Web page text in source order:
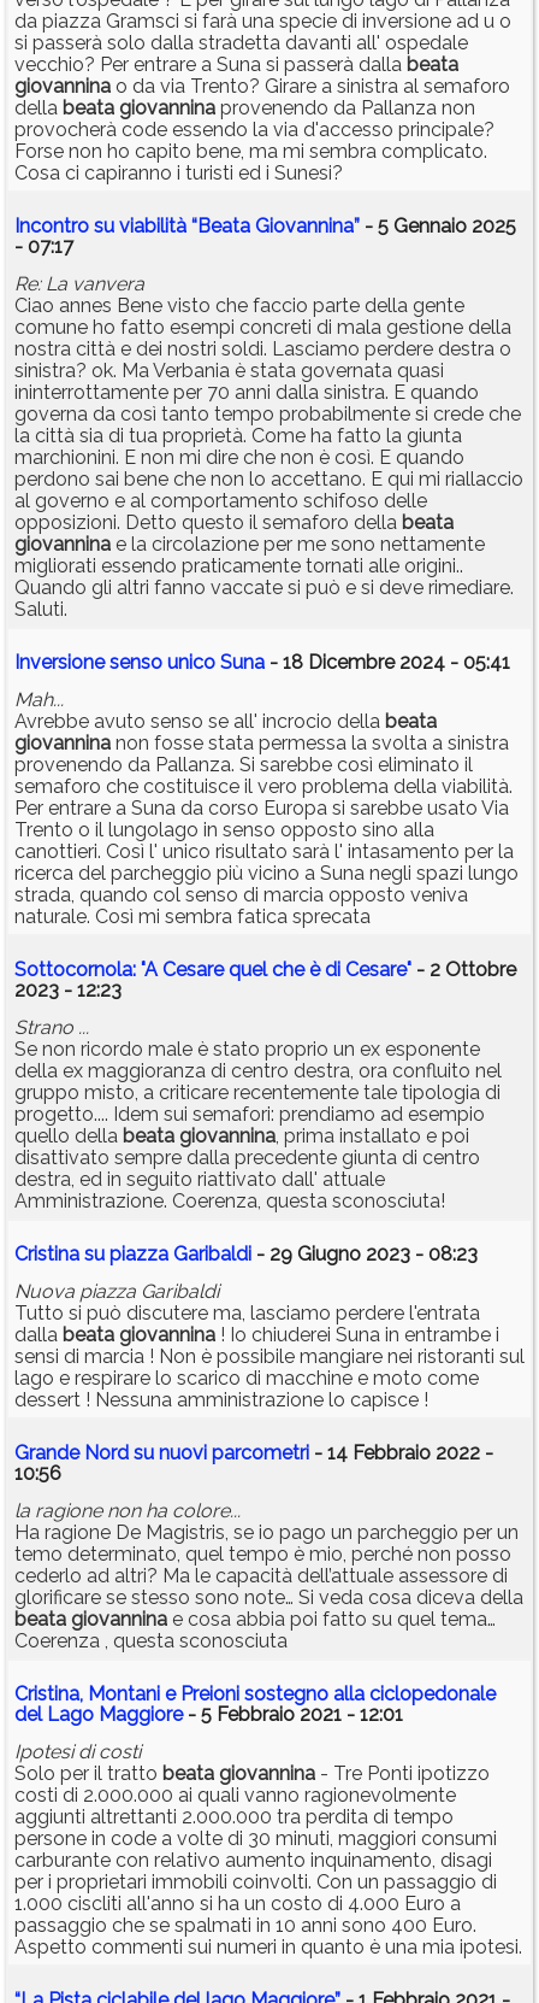
da piazza Gramsci si farà una specie di inversione ad u o
si passerà solo dalla stradetta davanti all' ospedale
vecchio? Per entrare a Suna si passerà dalla beata
giovannina o da via Trento? Girare a sinistra al semaforo
della beata giovannina provenendo da Pallanza non
provocherà code essendo la via d'accesso principale?
Forse non ho capito bene, ma mi sembra complicato.
Cosa ci capiranno i turisti ed i Sunesi?
Incontro su viabilità “Beata Giovannina” - 5 Gennaio 2025
- 07:17
Re: La vanvera
Ciao annes Bene visto che faccio parte della gente
comune ho fatto esempi concreti di mala gestione della
nostra città e dei nostri soldi. Lasciamo perdere destra o
sinistra? ok. Ma Verbania è stata governata quasi
ininterrottamente per 70 anni dalla sinistra. E quando
governa da così tanto tempo probabilmente si crede che
la città sia di tua proprietà. Come ha fatto la giunta
marchionini. E non mi dire che non è così. E quando
perdono sai bene che non lo accettano. E qui mi riallaccio
al governo e al comportamento schifoso delle
opposizioni. Detto questo il semaforo della beata
giovannina e la circolazione per me sono nettamente
migliorati essendo praticamente tornati alle origini..
Quando gli altri fanno vaccate si può e si deve rimediare.
Saluti.
Inversione senso unico Suna - 18 Dicembre 2024 - 05:41
Mah...
Avrebbe avuto senso se all' incrocio della beata
giovannina non fosse stata permessa la svolta a sinistra
provenendo da Pallanza. Si sarebbe così eliminato il
semaforo che costituisce il vero problema della viabilità.
Per entrare a Suna da corso Europa si sarebbe usato Via
Trento o il lungolago in senso opposto sino alla
canottieri. Così l' unico risultato sarà l' intasamento per la
ricerca del parcheggio più vicino a Suna negli spazi lungo
strada, quando col senso di marcia opposto veniva
naturale. Così mi sembra fatica sprecata
Sottocornola: "A Cesare quel che è di Cesare" - 2 Ottobre
2023 - 12:23
Strano ...
Se non ricordo male è stato proprio un ex esponente
della ex maggioranza di centro destra, ora confluito nel
gruppo misto, a criticare recentemente tale tipologia di
progetto.... Idem sui semafori: prendiamo ad esempio
quello della beata giovannina, prima installato e poi
disattivato sempre dalla precedente giunta di centro
destra, ed in seguito riattivato dall' attuale
Amministrazione. Coerenza, questa sconosciuta!
Cristina su piazza Garibaldi - 29 Giugno 2023 - 08:23
Nuova piazza Garibaldi
Tutto si può discutere ma, lasciamo perdere l'entrata
dalla beata giovannina ! Io chiuderei Suna in entrambe i
sensi di marcia ! Non è possibile mangiare nei ristoranti sul
lago e respirare lo scarico di macchine e moto come
dessert ! Nessuna amministrazione lo capisce !
Grande Nord su nuovi parcometri - 14 Febbraio 2022 -
10:56
la ragione non ha colore...
Ha ragione De Magistris, se io pago un parcheggio per un
temo determinato, quel tempo è mio, perché non posso
cederlo ad altri? Ma le capacità dell’attuale assessore di
glorificare se stesso sono note… Si veda cosa diceva della
beata giovannina e cosa abbia poi fatto su quel tema…
Coerenza , questa sconosciuta
Cristina, Montani e Preioni sostegno alla ciclopedonale
del Lago Maggiore- 5 Febbraio 2021 - 12:01
Ipotesi di costi
Solo per il tratto beata giovannina - Tre Ponti ipotizzo
costi di 2.000.000 ai quali vanno ragionevolmente
aggiunti altrettanti 2.000.000 tra perdita di tempo
persone in code a volte di 30 minuti, maggiori consumi
carburante con relativo aumento inquinamento, disagi
per i proprietari immobili coinvolti. Con un passaggio di
1.000 ciscliti all'anno si ha un costo di 4.000 Euro a
passaggio che se spalmati in 10 anni sono 400 Euro.
Aspetto commenti sui numeri in quanto è una mia ipotesi.